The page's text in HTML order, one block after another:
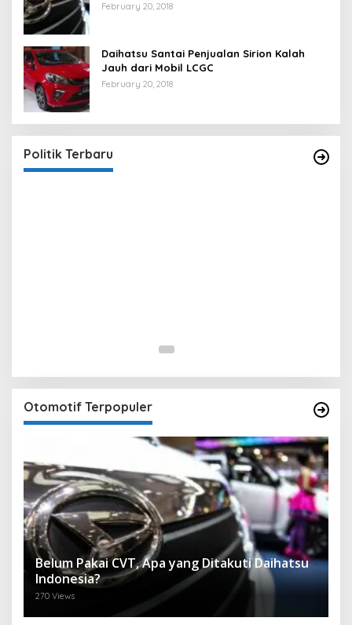
February 20, 2018
Daihatsu Santai Penjualan Sirion Kalah
Jauh dari Mobil LCGC
February 20, 2018
Politik Terbaru
Yasin
In Berita, Politik |
Otomotif Terpopuler
Belum Pakai CVT, Apa yang Ditakuti Daihatsu
Indonesia?
270 Views